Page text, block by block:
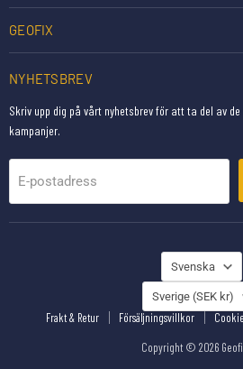
GEOFIX
NYHETSBREV
Skriv upp dig på vårt nyhetsbrev för att ta del av
kampanjer.
E-postadress
SPRÅK
Svenska
LAND
Sverige (SEK kr)
Frakt & Retur Försäljningsvillkor
Copyright © 2026